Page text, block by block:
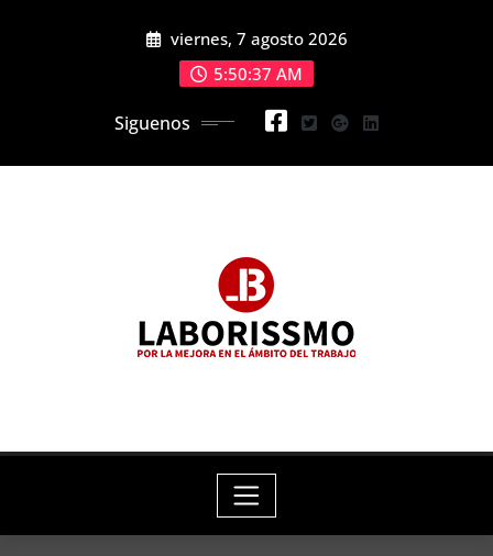
viernes, 7 agosto 2026
5:50:39 AM
Siguenos